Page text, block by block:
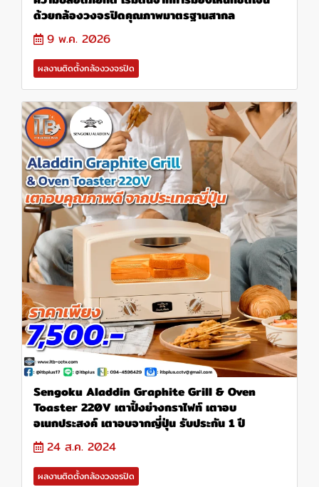
ด้วยกล้องวงจรปิดคุณภาพมาตรฐานสากล
9 พ.ค. 2026
ผลงานติดตั้งกล้องวงจรปิด
Sengoku Aladdin Graphite Grill & Oven
Toaster 220V เตาปิ้งย่างกราไฟท์ เตาอบ
อเนกประสงค์ เตาอบจากญี่ปุ่น รับประกัน 1 ปี
24 ส.ค. 2024
ผลงานติดตั้งกล้องวงจรปิด